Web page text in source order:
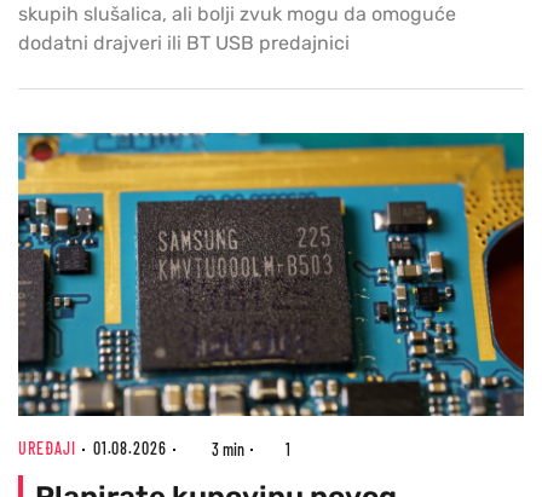
skupih slušalica, ali bolji zvuk mogu da omoguće
dodatni drajveri ili BT USB predajnici
UREĐAJI 01.08.2026 3 min 1